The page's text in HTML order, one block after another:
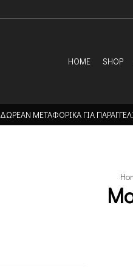
HOME SHOP
ΔΩΡΕΑΝ ΜΕΤΑΦΟΡΙΚΑ ΓΙΑ